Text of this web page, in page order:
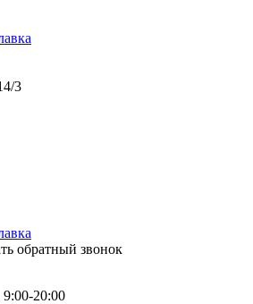
3
обратный звонок
20:00